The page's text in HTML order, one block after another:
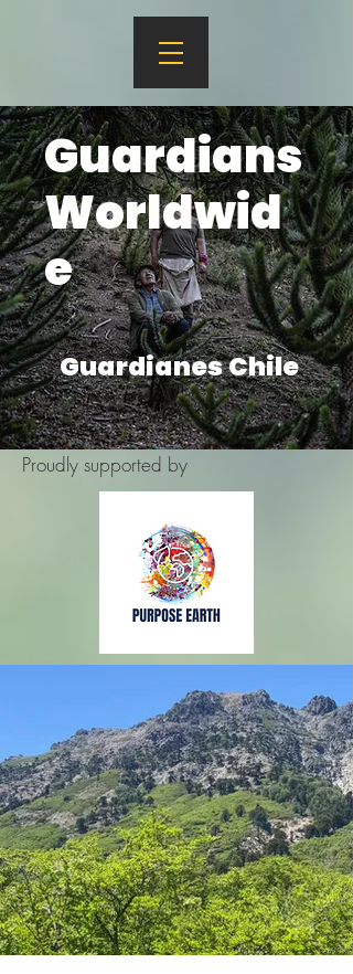
Guardians
Worldwid
e
Guardianes Chile
Proudly supported by